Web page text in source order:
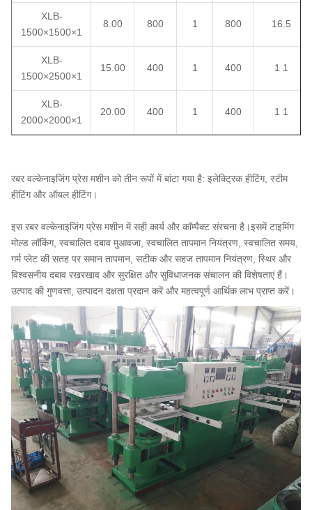
XLB-
1500×1500×1
8.00 800 1 800 16.5
XLB-
1500×2500×1
15.00 400 1 400 1 1
XLB-
2000×2000×1
20.00 400 1 400 1 1
रबर वल्केनाइजिंग प्रेस मशीन को तीन रूपों में बांटा गया है: इलेक्ट्रिक हीटिंग, स्टीम
हीटिंग और ऑयल हीटिंग।
इस रबर वल्केनाइजिंग प्रेस मशीन में सही कार्य और कॉम्पैक्ट संरचना है।इसमें टाइमिंग
मोल्ड लॉकिंग, स्वचालित दबाव मुआवजा, स्वचालित तापमान नियंत्रण, स्वचालित समय,
गर्म प्लेट की सतह पर समान तापमान, सटीक और सहज तापमान नियंत्रण, स्थिर और
विश्वसनीय दबाव रखरखाव और सुरक्षित और सुविधाजनक संचालन की विशेषताएं हैं।
उत्पाद की गुणवत्ता, उत्पादन दक्षता प्रदान करें और महत्वपूर्ण आर्थिक लाभ प्राप्त करें।